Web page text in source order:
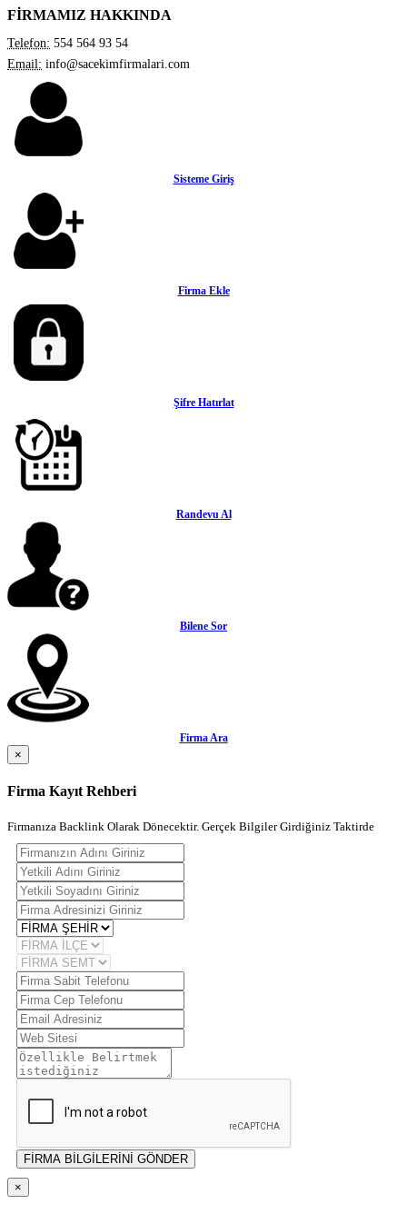
FİRMAMIZ HAKKINDA
Telefon: 554 564 93 54
Email: info@sacekimfirmalari.com
Sisteme Giriş
Firma Ekle
Şifre Hatırlat
Randevu Al
Bilene Sor
Firma Ara
×
Firma Kayıt Rehberi
Firmanıza Backlink Olarak Dönecektir. Gerçek Bilgiler Girdiğiniz Taktirde
FİRMA BİLGİLERİNİ GÖNDER
×